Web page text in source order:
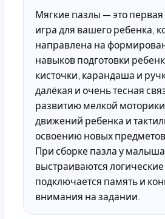
Мягкие пазлы — это
игра для вашего ребенка,
направлена на
навыков подготовки
кисточки, карандаша и
далёкая и очень тесная
развитию мелкой
движений ребенка и
освоению новых предметов
При сборке пазла у
выстраиваются логические
подключается память и
внимания на задании.